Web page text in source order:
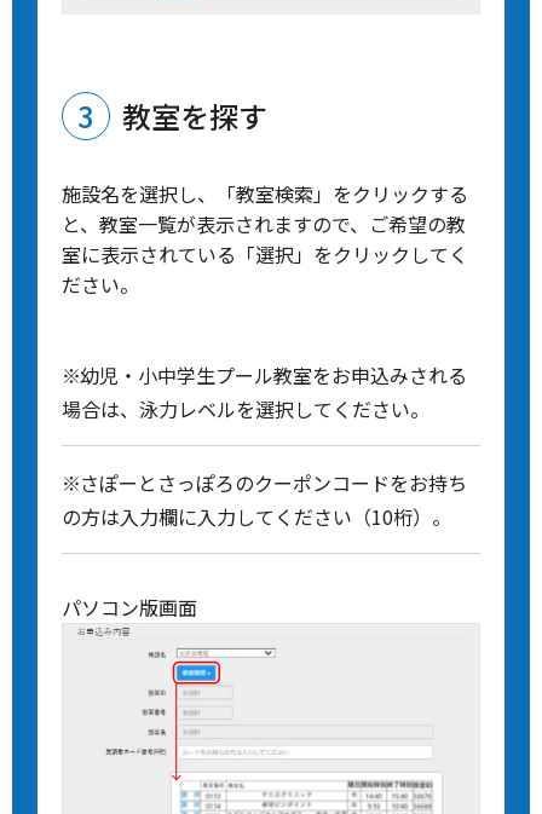
教室を探す
施設名を選択し、「教室検索」をクリックする
と、教室一覧が表示されますので、ご希望の教
室に表示されている「選択」をクリックしてく
ださい。
幼児・小中学生プール教室をお申込みされる
場合は、泳力レベルを選択してください。
さぽーとさっぽろのクーポンコードをお持ち
の方は入力欄に入力してください（10桁）。
パソコン版画面